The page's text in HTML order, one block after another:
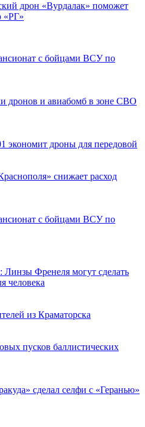
дрон «Вурдалак» поможет
«РГ»
с бойцами ВСУ по
дронов и авиабомб в зоне СВО
дроны для передовой
снижает расход
с бойцами ВСУ по
Френеля могут сделать
человека
из Краматорска
пусков баллистических
сделал селфи с «Геранью»